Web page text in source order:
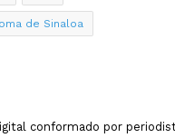
de Sinaloa
conformado por